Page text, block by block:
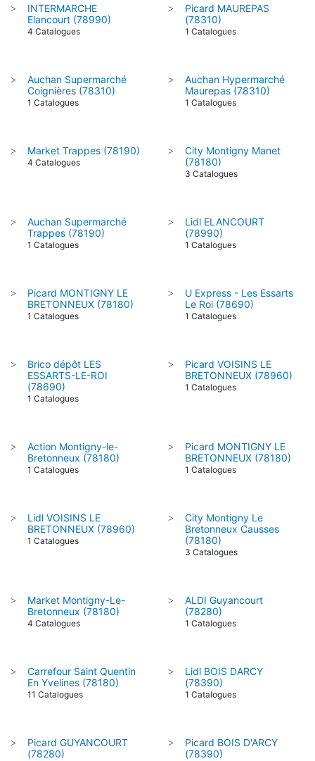
>
INTERMARCHE
Elancourt (78990)
4 Catalogues
>
Picard MAUREPAS
(78310)
1 Catalogues
>
Auchan Supermarché
Coignières (78310)
1 Catalogues
>
Auchan Hypermarché
Maurepas (78310)
1 Catalogues
> Market Trappes (78190)
4 Catalogues
>
City Montigny Manet
(78180)
3 Catalogues
>
Auchan Supermarché
Trappes (78190)
1 Catalogues
>
Lidl ELANCOURT
(78990)
1 Catalogues
>
Picard MONTIGNY LE
BRETONNEUX (78180)
1 Catalogues
>
U Express - Les Essarts
Le Roi (78690)
1 Catalogues
>
Brico dépôt LES
ESSARTS-LE-ROI
(78690)
1 Catalogues
>
Picard VOISINS LE
BRETONNEUX (78960)
1 Catalogues
>
Action Montigny-le-
Bretonneux (78180)
1 Catalogues
>
Picard MONTIGNY LE
BRETONNEUX (78180)
1 Catalogues
>
Lidl VOISINS LE
BRETONNEUX (78960)
1 Catalogues
>
City Montigny Le
Bretonneux Causses
(78180)
3 Catalogues
>
Market Montigny-Le-
Bretonneux (78180)
4 Catalogues
>
ALDI Guyancourt
(78280)
1 Catalogues
>
Carrefour Saint Quentin
En Yvelines (78180)
11 Catalogues
>
Lidl BOIS DARCY
(78390)
1 Catalogues
>
Picard GUYANCOURT
(78280)
>
Picard BOIS D'ARCY
(78390)